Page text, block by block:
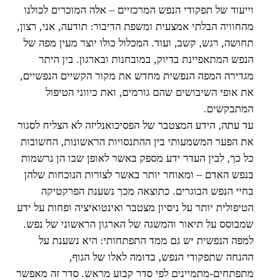
וייעוד של תפקודי הנפש המרכזיים – אלה המוכרים לכולנו
מהחוויה הבלתי אמצעית ומשפת הדיבור: תודעה, אני, רצון,
תחושה, רגש, קשב, ועוד. המכלול כולו יוצר מעין מפה של
הנפש המתאפיינת בדיוק, במובחנות ובארגון. בין היתר
מגדירה המפה הנפשית מחדש את מקור הקשיים הנפשיים,
את אופי השיבושים שהם גורמים, ואת כיווני הטיפול
המתבקשים.
עד עתה, הידע המצטבר של הפסיכואנליזה לא הצליח לסגור
את הפער המשמעותי בין ההתנסויות הראשונות, החשובות
כל כך, לבין העדר ידע מספק באשר לאופן שבו הן נרשמות
בנפש האדם – ומאוחר יותר באשר לצורות הנוכחות שלהן
בחיי הנפש הבוגרים. כתוצאה מכך נשענת הפרקטיקה
הטיפולית יותר על ניסיון מצטבר ואינטואיציה ופחות על ידע
שמבוסס על תיאור והמשגה של הארגון הראשוני של נפש.
למפה הנפשית יש גם ממד התפתחותי: היא נשענת על
ההנחה שתפקודי הנפש, בדומה לאלו של הגוף,
מתפתחים-מתמיינים לפי סדר קבוע מראש. סדר זה מאפשר